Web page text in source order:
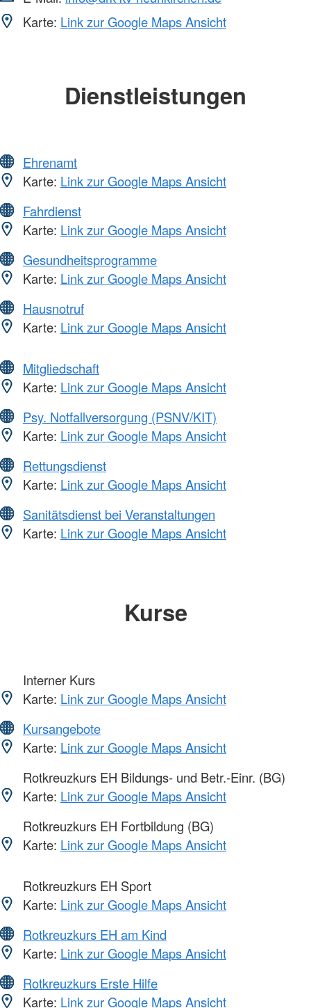
Karte: Link zur Google Maps Ansicht
Dienstleistungen
Ehrenamt
Karte: Link zur Google Maps Ansicht
Fahrdienst
Karte: Link zur Google Maps Ansicht
Gesundheitsprogramme
Karte: Link zur Google Maps Ansicht
Hausnotruf
Karte: Link zur Google Maps Ansicht
Mitgliedschaft
Karte: Link zur Google Maps Ansicht
Psy. Notfallversorgung (PSNV/KIT)
Karte: Link zur Google Maps Ansicht
Rettungsdienst
Karte: Link zur Google Maps Ansicht
Sanitätsdienst bei Veranstaltungen
Karte: Link zur Google Maps Ansicht
Kurse
Interner Kurs
Karte: Link zur Google Maps Ansicht
Kursangebote
Karte: Link zur Google Maps Ansicht
Rotkreuzkurs EH Bildungs- und Betr.-Einr. (BG)
Karte: Link zur Google Maps Ansicht
Rotkreuzkurs EH Fortbildung (BG)
Karte: Link zur Google Maps Ansicht
Rotkreuzkurs EH Sport
Karte: Link zur Google Maps Ansicht
Rotkreuzkurs EH am Kind
Karte: Link zur Google Maps Ansicht
Rotkreuzkurs Erste Hilfe
Karte: Link zur Google Maps Ansicht